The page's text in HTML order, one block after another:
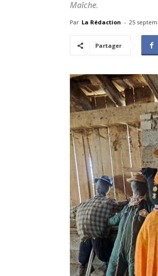
Maîche.
Par La Rédaction - 25
Partager